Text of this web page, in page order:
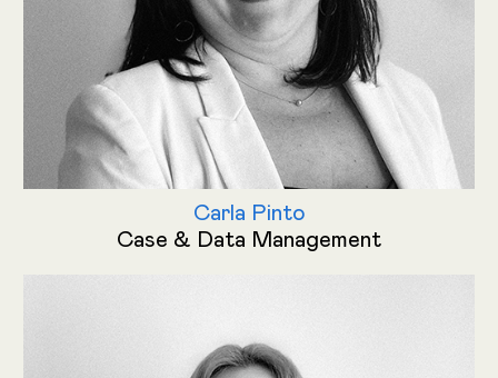
Carla Pinto
Case & Data Management